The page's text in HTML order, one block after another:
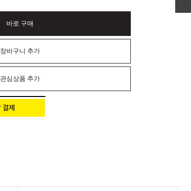
바로 구매
장바구니 추가
관심상품 추가